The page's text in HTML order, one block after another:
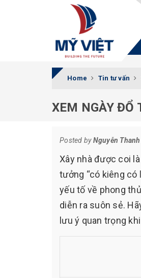
Home Tin tư vấn
XEM NGÀY ĐỔ
Posted byNguyễn
Xây nhà được coi
tưởng “có kiêng có
yếu tố về phong
diễn ra suôn sẻ.
lưu ý quan trọng